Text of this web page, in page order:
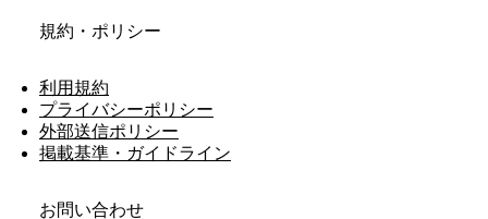
規約・ポリシー
利用規約
プライバシーポリシー
外部送信ポリシー
掲載基準・ガイドライン
お問い合わせ